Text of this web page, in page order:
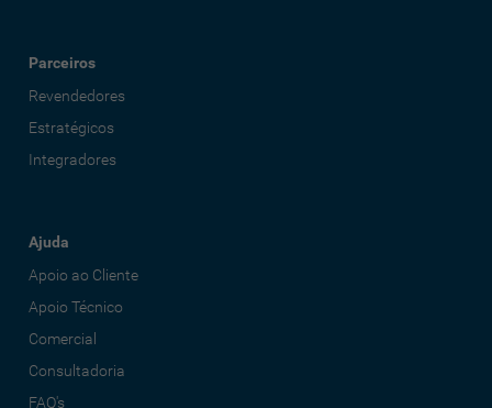
Parceiros
Revendedores
Estratégicos
Integradores
Ajuda
Apoio ao Cliente
Apoio Técnico
Comercial
Consultadoria
FAQ's